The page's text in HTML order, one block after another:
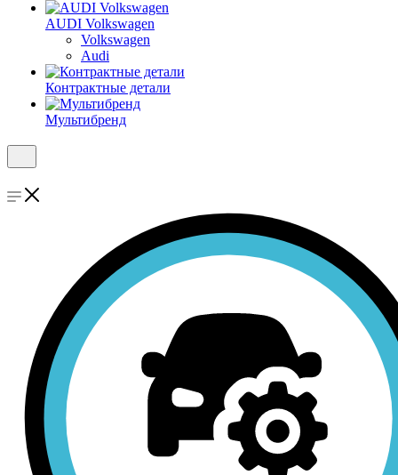
AUDI Volkswagen
Volkswagen
Audi
Контрактные детали
Мультибренд